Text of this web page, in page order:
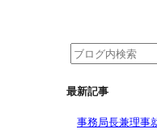
最新記事
事務局長兼理事